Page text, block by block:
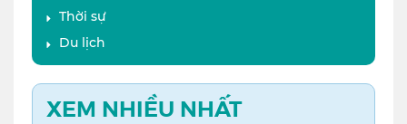
Thời sự
Du lịch
XEM NHIỀU NHẤT